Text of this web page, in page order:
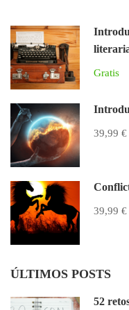
Gratis
39,99 €
39,99 €
ÚLTIMOS POSTS
52